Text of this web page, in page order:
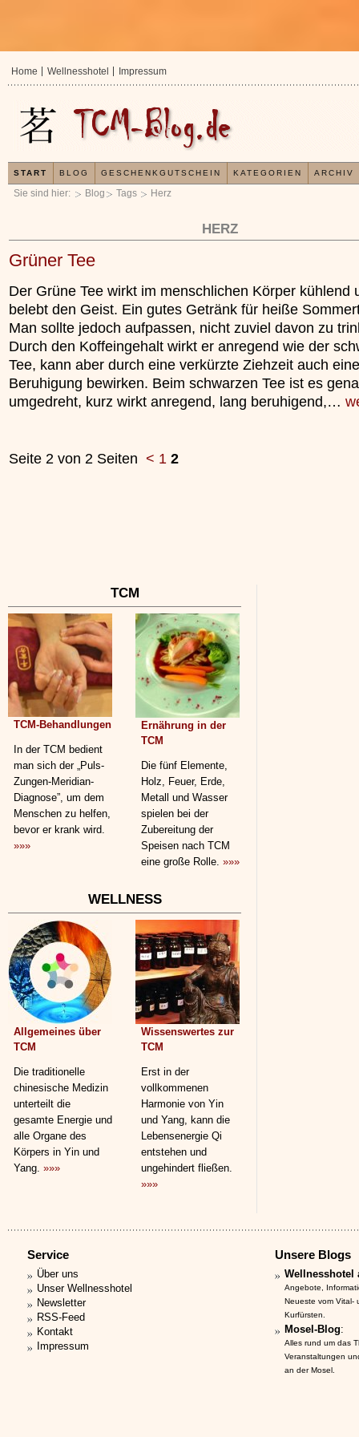
Sie sind hier: Blog Tags Herz
HERZ
Grüner Tee
Der Grüne Tee wirkt im menschlichen Körper kühlend
belebt den Geist. Ein gutes Getränk für heiße
Man sollte jedoch aufpassen, nicht zuviel davon zu
Durch den Koffeingehalt wirkt er anregend wie der
Tee, kann aber durch eine verkürzte Ziehzeit auch eine
Beruhigung bewirken. Beim schwarzen Tee ist es
umgedreht, kurz wirkt anregend, lang beruhigend,…
Seite 2 von 2 Seiten < 1 2
TCM
TCM-Behandlungen
In der TCM bedient
man sich der „Puls-
Zungen-Meridian-
Diagnose”, um dem
Menschen zu helfen,
bevor er krank wird.
»»»
Ernährung in der
TCM
Die fünf Elemente,
Holz, Feuer, Erde,
Metall und Wasser
spielen bei der
Zubereitung der
Speisen nach TCM
eine große Rolle. »»»
WELLNESS
Allgemeines über
TCM
Die traditionelle
chinesische Medizin
unterteilt die
gesamte Energie und
alle Organe des
Körpers in Yin und
Yang. »»»
Wissenswertes zur
TCM
Erst in der
vollkommenen
Harmonie von Yin
und Yang, kann die
Lebensenergie Qi
entstehen und
ungehindert fließen.
»»»
x
In der TCM sind Experten der Meinung, dass jeder
Organismus einem wiederkehrenden Energiekreislauf
unterliegt.
»»»
Jetzt kostenlos
Ihre Gesundheit
»»»
Home Wellnesshotel Impressum
START BLOG GESCHENKGUTSCHEIN KATEGORIEN ARCHIV
Service
Über uns
Unser Wellnesshotel
Newsletter
RSS-Feed
Kontakt
Impressum
Unsere Blogs
Wellnesshotel
Angebote,
Neueste vom Vital-
Kurfürsten.
Mosel-Blog:
Alles rund um das
Veranstaltungen
an der Mosel.